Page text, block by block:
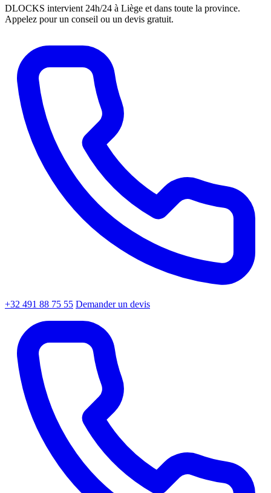
DLOCKS intervient 24h/24 à Liège et dans toute la province.
Appelez pour un conseil ou un devis gratuit.
+32 491 88 75 55 Demander un devis